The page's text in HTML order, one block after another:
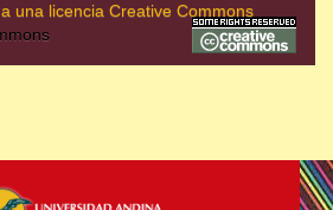
una licencia Creative Commons